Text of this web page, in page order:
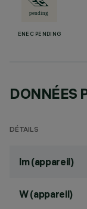
ENEC PENDING
DONNÉES
DÉTAILS
lm (appareil)
W (appareil)